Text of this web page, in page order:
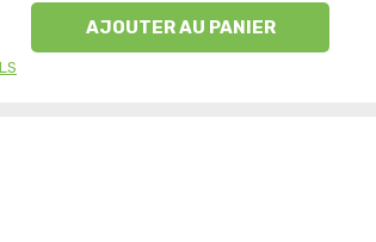
AJOUTER AU PANIER